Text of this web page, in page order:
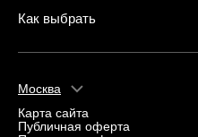
Как выбрать
Москва
Карта сайта
Публичная оферта